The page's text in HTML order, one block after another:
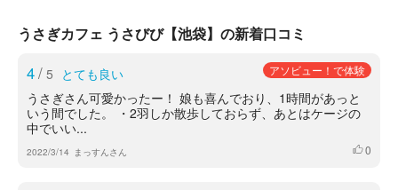
うさぎカフェ うさびび【池袋】の新着口コミ
4/ 5 とても良い アソビュー！で体験
うさぎさん可愛かったー！ 娘も喜んでおり、1時間があっと
いう間でした。 ・2羽しか散歩しておらず、あとはケージの
中でいい...
2022/3/14 まっすんさん いいね
0